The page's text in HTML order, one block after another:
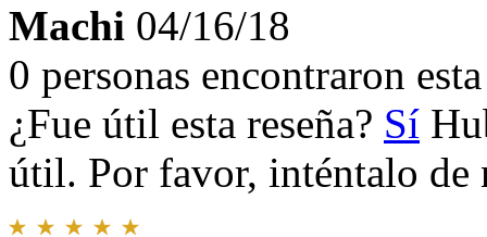
Machi 04/16/18
0 personas encontraron
¿Fue útil esta reseña? Sí
útil. Por favor, inténtalo de